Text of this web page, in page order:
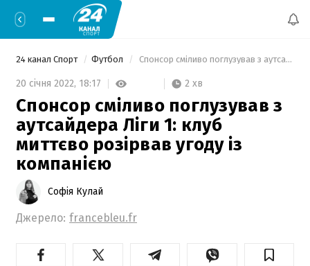
24 канал Спорт Футбол Спонсор сміливо поглузував з аутсайдера Ліги 1: клуб миттєво розірвав угоду із компанією
20 січня 2022, 18:17 2 хв
Спонсор сміливо поглузував з
аутсайдера Ліги 1: клуб
миттєво розірвав угоду із
компанією
Софія Кулай
Джерело: francebleu.fr